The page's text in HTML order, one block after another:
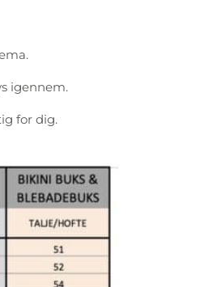
igennem.
for dig.